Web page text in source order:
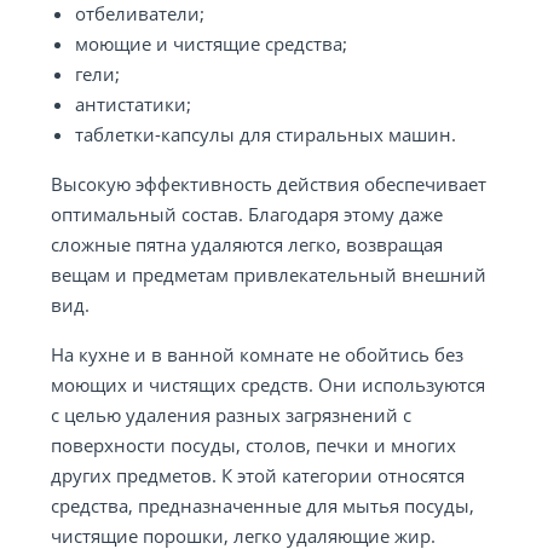
отбеливатели;
моющие и чистящие средства;
гели;
антистатики;
таблетки-капсулы для стиральных машин.
Высокую эффективность действия обеспечивает
оптимальный состав. Благодаря этому даже
сложные пятна удаляются легко, возвращая
вещам и предметам привлекательный внешний
вид.
На кухне и в ванной комнате не обойтись без
моющих и чистящих средств. Они используются
с целью удаления разных загрязнений с
поверхности посуды, столов, печки и многих
других предметов. К этой категории относятся
средства, предназначенные для мытья посуды,
чистящие порошки, легко удаляющие жир.